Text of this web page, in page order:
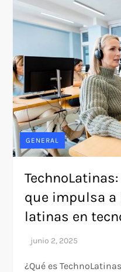
GENERAL
que impulsa a
latinas en
¿Qué es